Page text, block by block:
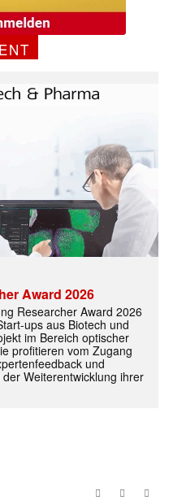
✕
Award 2026
Researcher Award 2026
ups aus Biotech und
im Bereich optischer
profitieren vom Zugang
und
Weiterentwicklung ihrer